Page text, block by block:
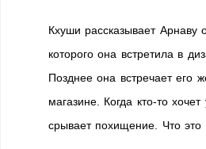
Кхуши рассказывает Арнаву
которого она встретила в
Позднее она встречает его
магазине. Когда кто-то
срывает похищение. Что это